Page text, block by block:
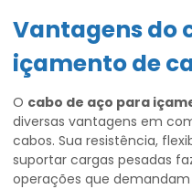
Vantagens do
içamento de
O cabo de aço para
diversas vantagens em
cabos. Sua resistência,
suportar cargas pesadas
operações que